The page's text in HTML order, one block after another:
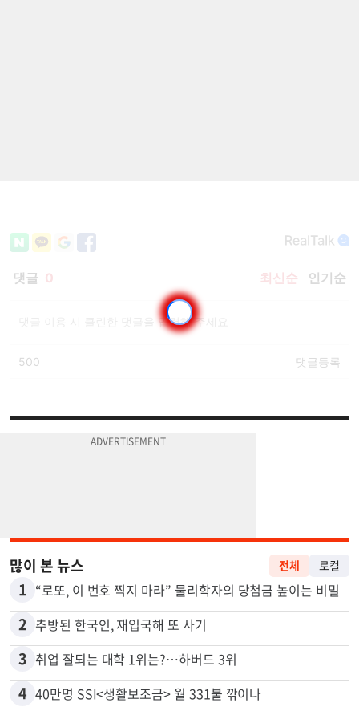
많이 본 뉴스 전체 로컬
1 “로또, 이 번호 찍지 마라” 물리학자의 당첨금 높이는 비밀
2 추방된 한국인, 재입국해 또 사기
3 취업 잘되는 대학 1위는?…하버드 3위
4 40만명 SSI<생활보조금> 월 331불 깎이나